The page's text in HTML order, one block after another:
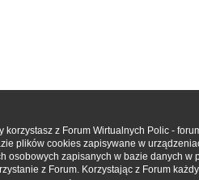
korzystasz z Forum Wirtualnych Polic -
plików cookies zapisywane w
osobowych zapisanych w bazie danych
z Forum. Korzystając z Forum